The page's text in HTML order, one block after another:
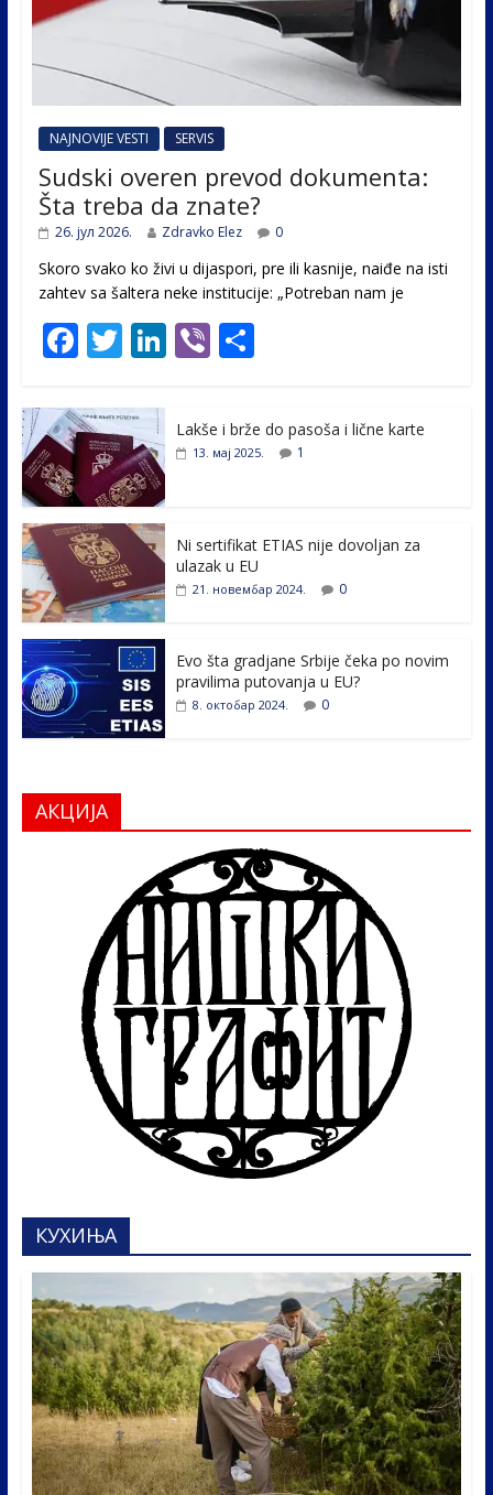
NAJNOVIJE VESTI SERVIS
Sudski overen prevod dokumenta:
Šta treba da znate?
26. јул 2026. Zdravko Elez 0
Skoro svako ko živi u dijaspori, pre ili kasnije, naiđe na isti
zahtev sa šaltera neke institucije: „Potreban nam je
F
e
b
o
o
k
T
itt
er
Li
e
Vi
er
S
ar
e
Lakše i brže do pasoša i lične karte
13. мај 2025. 1
Ni sertifikat ETIAS nije dovoljan za
ulazak u EU
21. новембар 2024. 0
Evo šta gradjane Srbije čeka po novim
pravilima putovanja u EU?
8. октобар 2024. 0
АКЦИЈА
КУХИЊА